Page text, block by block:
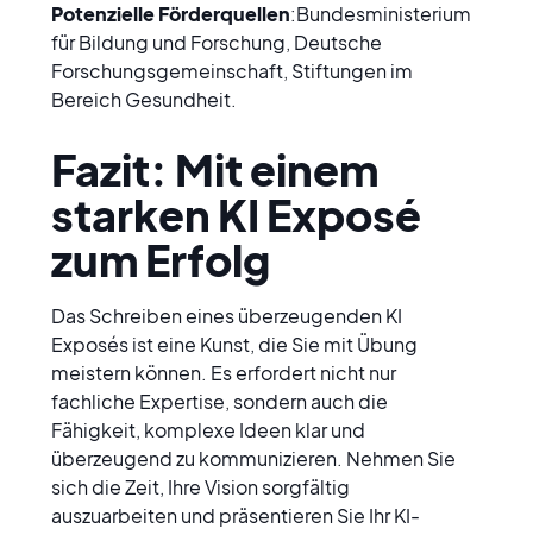
Potenzielle Förderquellen:Bundesministerium
für Bildung und Forschung, Deutsche
Forschungsgemeinschaft, Stiftungen im
Bereich Gesundheit.
Fazit: Mit einem
starken KI Exposé
zum Erfolg
Das Schreiben eines überzeugenden KI
Exposés ist eine Kunst, die Sie mit Übung
meistern können. Es erfordert nicht nur
fachliche Expertise, sondern auch die
Fähigkeit, komplexe Ideen klar und
überzeugend zu kommunizieren. Nehmen Sie
sich die Zeit, Ihre Vision sorgfältig
auszuarbeiten und präsentieren Sie Ihr KI-